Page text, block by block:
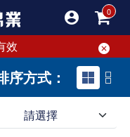
效
序方式：
請選擇